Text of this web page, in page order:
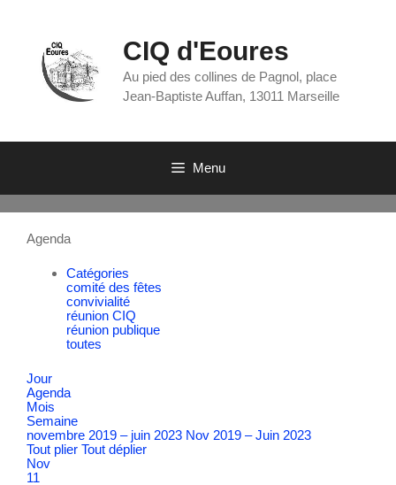
CIQ d'Eoures
Au pied des collines de Pagnol, place
Jean-Baptiste Auffan, 13011 Marseille
Menu
Agenda
Catégories
comité des fêtes
convivialité
réunion CIQ
réunion publique
toutes
Jour
Agenda
Mois
Semaine
novembre 2019 – juin 2023 Nov 2019 – Juin 2023
Tout plier Tout déplier
Nov
11